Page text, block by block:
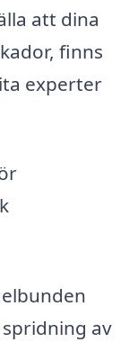
att dina
finns
experter
av